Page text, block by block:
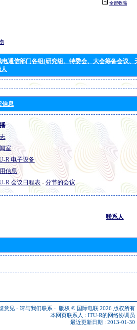
全部收缩
电通信部门各组(研究组、特委会、大会筹备会议
信息
室
R 电子设备
信息
R 会议日程表 - 分节的会议
联系人
意见 - 请与我们联系 - 版权 © 国际电联 2026 版权所有
本网页联系人 : ITU-R的网络协调员
最近更新日期 : 2013-01-30